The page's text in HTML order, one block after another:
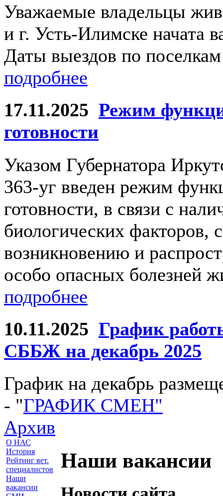
Уважаемые владельцы
и г. Усть-Илимске
Даты выездов по
подробнее
17.11.2025 Режим
готовности
Указом Губернатора
363-уг введен режим
готовности, в связи с
биологических факторов,
возникновению и
особо опасных болезней
подробнее
10.11.2025 График
СББЖ на декабрь 2025
График на декабрь
- "ГРАФИК СМЕН"
Архив
О НАС
История
Рейтинг вет.
специалистов
Наши
вакансии
Наши вакансии